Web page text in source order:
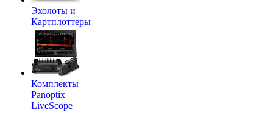
Эхолоты и
Картплоттеры
Комплекты
Panoptix
LiveScope